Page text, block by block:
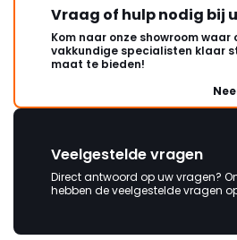
Vraag of hulp nodig bij
Kom naar onze showroom waar
vakkundige specialisten klaar
maat te bieden!
Veelgestelde vragen
Direct antwoord op uw vragen?
hebben de veelgestelde vragen